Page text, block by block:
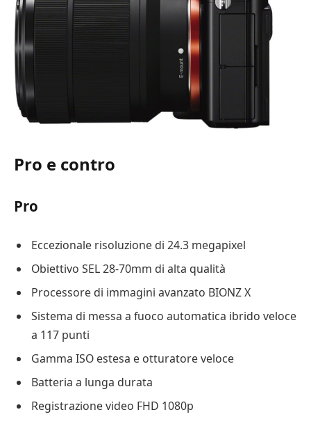
Pro e contro
Pro
Eccezionale risoluzione di 24.3 megapixel
Obiettivo SEL 28-70mm di alta qualità
Processore di immagini avanzato BIONZ X
Sistema di messa a fuoco automatica ibrido veloce
a 117 punti
Gamma ISO estesa e otturatore veloce
Batteria a lunga durata
Registrazione video FHD 1080p